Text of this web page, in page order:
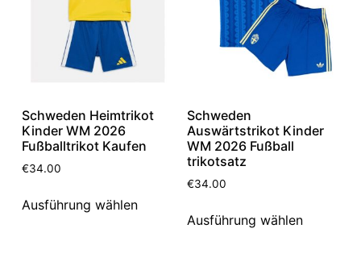
Schweden Heimtrikot
Kinder WM 2026
Fußballtrikot Kaufen
€34.00
Ausführung wählen
Schweden
Auswärtstrikot Kinder
WM 2026 Fußball
trikotsatz
€34.00
Ausführung wählen